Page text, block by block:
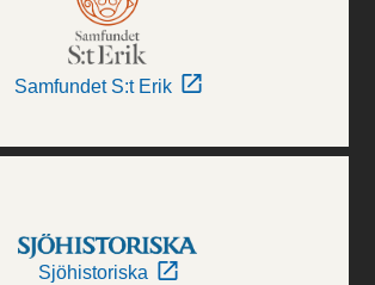
Samfundet S:t Erik
Sjöhistoriska